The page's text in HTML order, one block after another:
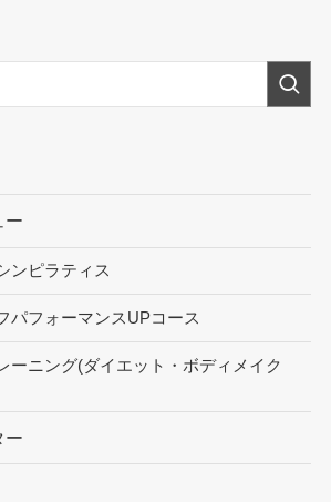
ー
ンピラティス
パフォーマンスUPコース
ーニング(ダイエット・ボディメイク
ー